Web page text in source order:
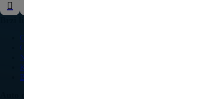
O nama
Galerija
Najčešća pitanja
Kontakt
Blog